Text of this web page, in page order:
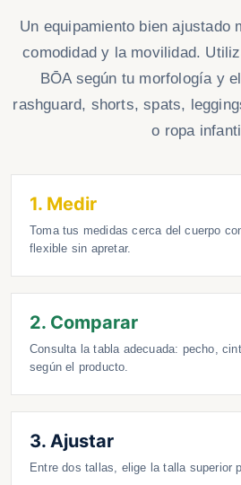
Un equipamiento bien ajustado
comodidad y la movilidad.
BŌA según tu morfología y
rashguard, shorts, spats,
o ropa
1. Medir
Toma tus medidas cerca del cuerpo
flexible sin apretar.
2. Comparar
Consulta la tabla adecuada: pecho,
según el producto.
3. Ajustar
Entre dos tallas, elige la talla superior